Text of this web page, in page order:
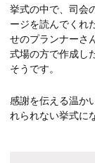
挙式の中で、司会
ージを読んでくれ
せのプランナーさ
式場の方で作成し
そうです。
感謝を伝える温か
れられない挙式に